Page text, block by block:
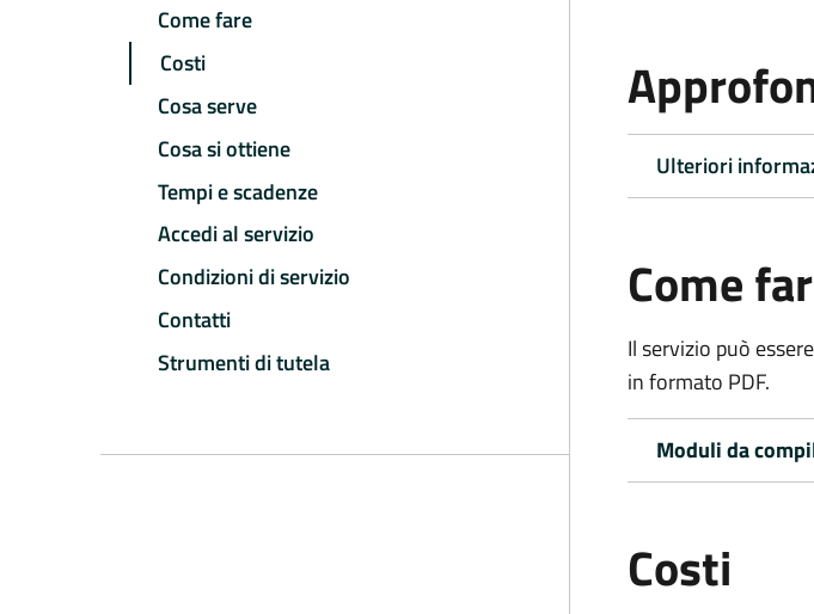
Come fare
Costi
Cosa serve
Cosa si ottiene
Tempi e scadenze
Accedi al servizio
Condizioni di servizio
Contatti
Strumenti di tutela
Ulteriori
Come
Il servizio può
in formato PDF.
Moduli da
Costi